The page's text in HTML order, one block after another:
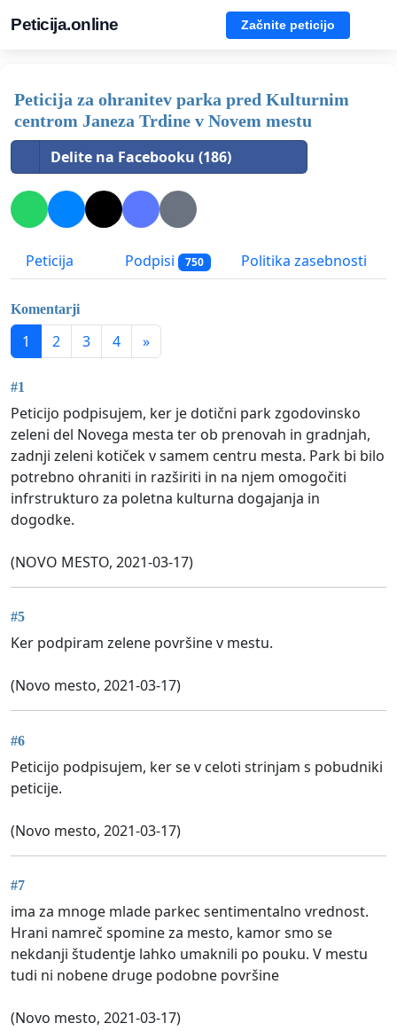
Peticija.online Začnite peticijo
Peticija za ohranitev parka pred Kulturnim
centrom Janeza Trdine v Novem mestu
Delite na Facebooku (186)
Peticija Podpisi 750 Politika zasebnosti
Komentarji
1 2 3 4 »
#1
Peticijo podpisujem, ker je dotični park zgodovinsko
zeleni del Novega mesta ter ob prenovah in gradnjah,
zadnji zeleni kotiček v samem centru mesta. Park bi bilo
potrebno ohraniti in razširiti in na njem omogočiti
infrstrukturo za poletna kulturna dogajanja in
dogodke.
(NOVO MESTO, 2021-03-17)
#5
Ker podpiram zelene površine v mestu.
(Novo mesto, 2021-03-17)
#6
Peticijo podpisujem, ker se v celoti strinjam s pobudniki
peticije.
(Novo mesto, 2021-03-17)
#7
ima za mnoge mlade parkec sentimentalno vrednost.
Hrani namreč spomine za mesto, kamor smo se
nekdanji študentje lahko umaknili po pouku. V mestu
tudi ni nobene druge podobne površine
(Novo mesto, 2021-03-17)